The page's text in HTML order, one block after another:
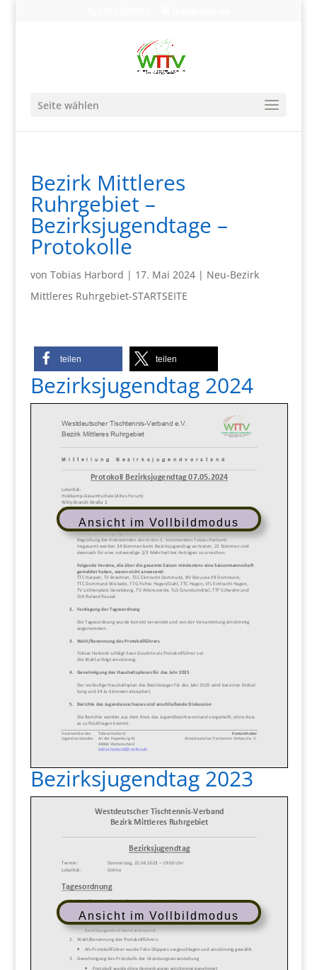
Seite wählen
Bezirk Mittleres
Ruhrgebiet –
Bezirksjugendtage –
Protokolle
von Tobias Harbord | 17. Mai 2024| Neu-Bezirk
Mittleres Ruhrgebiet-STARTSEITE
teilen teilen
Bezirksjugendtag 2024
Ansicht im Vollbildmodus
Bezirksjugendtag 2023
Ansicht im Vollbildmodus